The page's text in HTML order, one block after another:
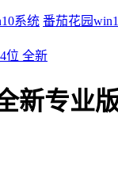
系统 番茄花园
位 全新
新专业